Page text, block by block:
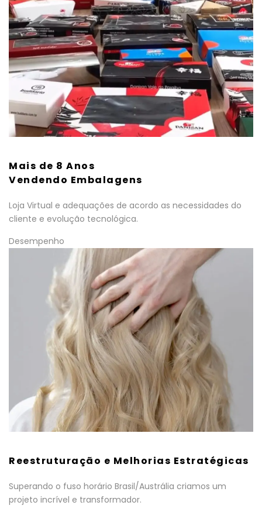
Mais de 8 Anos
Vendendo Embalagens
Loja Virtual e adequações de acordo as necessidades do
cliente e evolução tecnológica.
Desempenho
Reestruturação e Melhorias Estratégicas
Superando o fuso horário Brasil/Austrália criamos um
projeto incrível e transformador.